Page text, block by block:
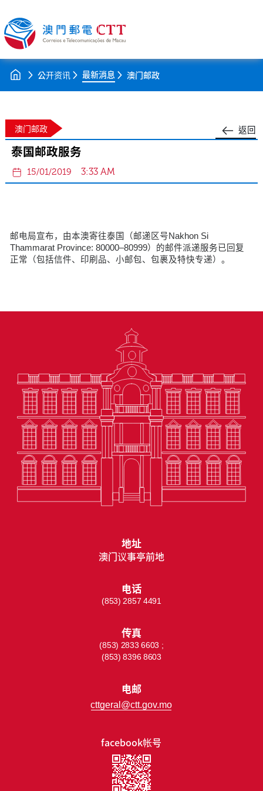
公开资讯 最新消息 澳门邮政
返回
澳门邮政
泰国邮政服务
15/01/2019 3:33 AM
邮电局宣布，由本澳寄往泰国（邮递区号Nakhon Si
Thammarat Province: 80000–80999）的邮件派递服务已回复
正常（包括信件、印刷品、小邮包、包裹及特快专递）。
facebook帐号
地址
澳门议事亭前地
电话
(853) 2857 4491
传真
(853) 2833 6603 ;
(853) 8396 8603
电邮
cttgeral@ctt.gov.mo